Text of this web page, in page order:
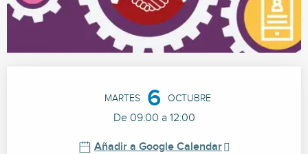
MARTES 6 OCTUBRE
De 09:00 a 12:00
Añadir a Google Calendar